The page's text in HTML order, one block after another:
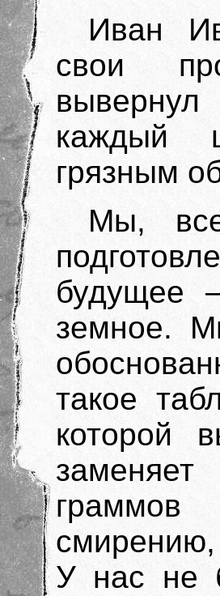
Иван
свои
каждый
грязным
Мы,
будущее
земное.
такое
которой
смирению,
У нас не